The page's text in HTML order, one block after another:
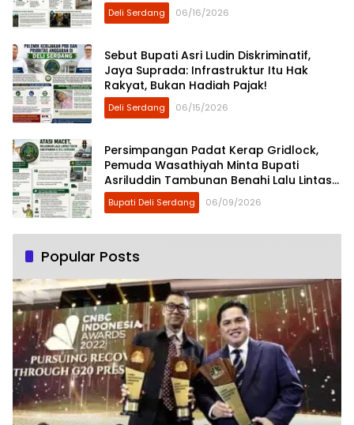
Deli Serdang 06/16/2026
Sebut Bupati Asri Ludin Diskriminatif,
Jaya Suprada: Infrastruktur Itu Hak
Rakyat, Bukan Hadiah Pajak!
Deli Serdang 06/15/2026
Persimpangan Padat Kerap Gridlock,
Pemuda Wasathiyah Minta Bupati
Asriluddin Tambunan Benahi Lalu Lintas
Deli Serdang
Bupati Deli Serdang 06/09/2026
Popular Posts